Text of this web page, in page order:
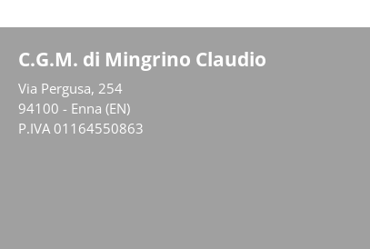
C.G.M. di Mingrino Claudio
Via Pergusa, 254
94100 - Enna (EN)
P.IVA 01164550863